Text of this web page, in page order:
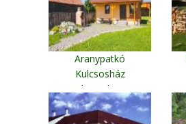
Aranypatkó
Kulcsosház
Gheorgheni